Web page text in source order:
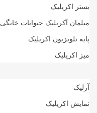
بستر اکریلیک
مبلمان آکریلیک حیوانات خانگی
پایه تلویزیون اکریلیک
میز اکریلیک
آرلیک
نمایش اکریلیک